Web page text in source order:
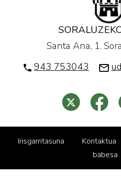
Santa Ana, 1.
943 753043
Irisgarritasuna Kontaktua
babesa